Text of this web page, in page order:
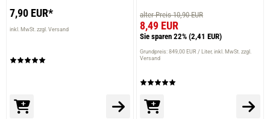
7,90 EUR*
inkl. MwSt. zzgl. Versand
alter Preis 10,90 EUR
8,49 EUR
Sie sparen 22% (2,41 EUR)
Grundpreis: 849,00 EUR / Liter inkl. MwSt. zzgl.
Versand